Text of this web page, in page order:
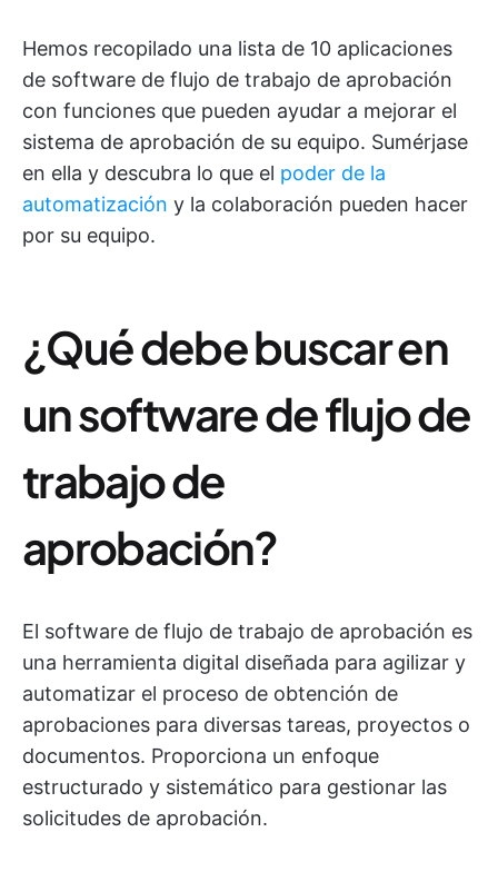
Hemos recopilado una lista de 10 aplicaciones
de software de flujo de trabajo de aprobación
con funciones que pueden ayudar a mejorar el
sistema de aprobación de su equipo. Sumérjase
en ella y descubra lo que el poder de la
automatización y la colaboración pueden hacer
por su equipo.
¿Qué debe buscar en
un software de flujo de
trabajo de
aprobación?
El software de flujo de trabajo de aprobación es
una herramienta digital diseñada para agilizar y
automatizar el proceso de obtención de
aprobaciones para diversas tareas, proyectos o
documentos. Proporciona un enfoque
estructurado y sistemático para gestionar las
solicitudes de aprobación.